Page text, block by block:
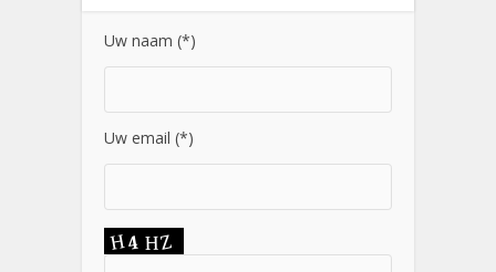
Uw naam (*)
Uw email (*)